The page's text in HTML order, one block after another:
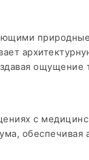
ощущение
с
обеспечивая